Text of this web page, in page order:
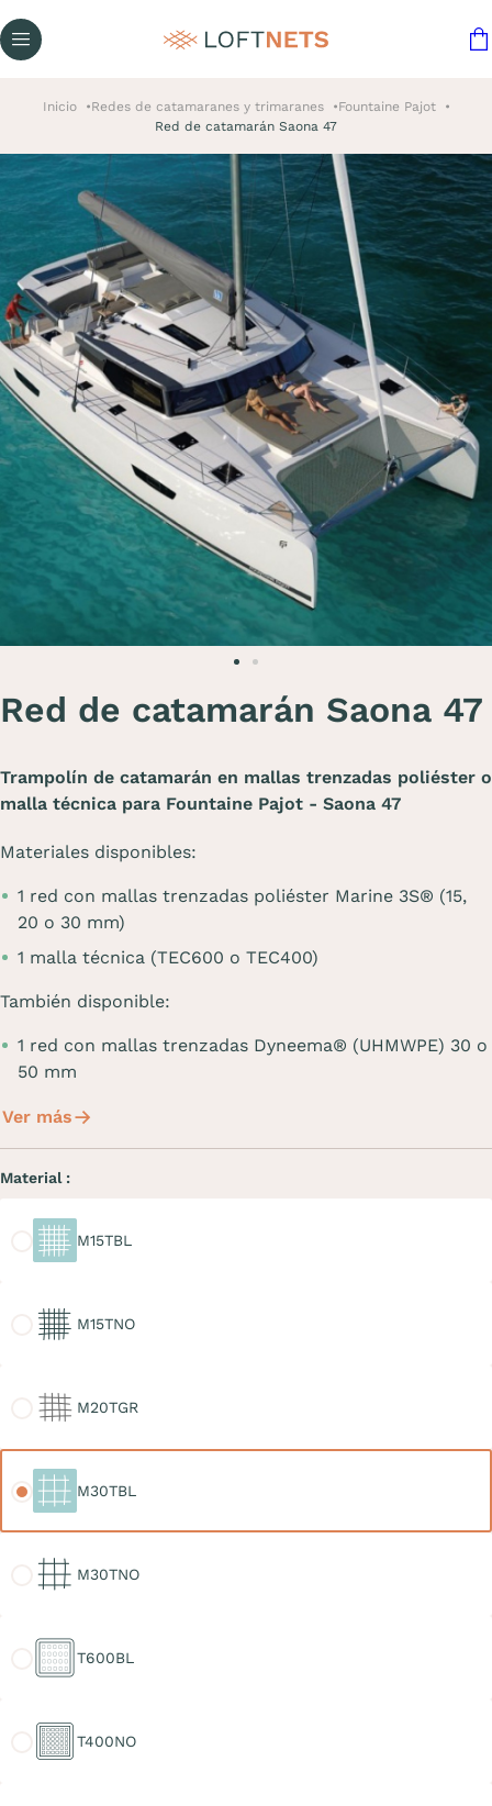
Inicio Redes de catamaranes y trimaranes
Fountaine Pajot
Red de catamarán Saona 47
Red de catamarán Saona 47
Trampolín de catamarán en mallas trenzadas poliéster o
malla técnica para Fountaine Pajot - Saona 47
Materiales disponibles:
1 red con mallas trenzadas poliéster Marine 3S® (15,
20 o 30 mm)
1 malla técnica (TEC600 o TEC400)
También disponible:
1 red con mallas trenzadas Dyneema® (UHMWPE) 30 o
50 mm
Ver más
Material :
M15TBL
M15TNO
M20TGR
M30TBL
M30TNO
T600BL
T400NO